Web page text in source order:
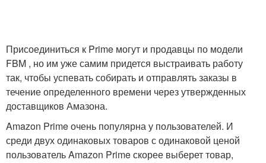
Присоединиться к Prime могут и продавцы по модели
FBM , но им уже самим придется выстраивать работу
так, чтобы успевать собирать и отправлять заказы в
течение определенного времени через утвержденных
доставщиков Амазона.
Amazon Prime очень популярна у пользователей. И
среди двух одинаковых товаров с одинаковой ценой
пользователь Amazon Prime скорее выберет товар,